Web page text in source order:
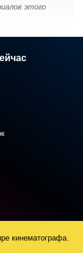
этого
кинематографа.